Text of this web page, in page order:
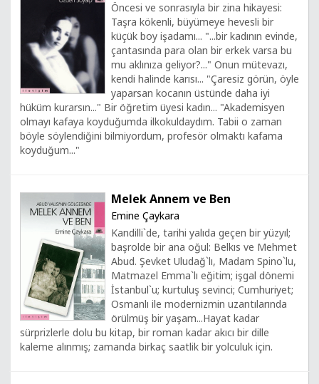
Öncesi ve sonrasıyla bir zina hikayesi:
Taşra kökenli, büyümeye hevesli bir
küçük boy işadamı... "...bir kadının evinde,
çantasında para olan bir erkek varsa bu
mu aklınıza geliyor?..." Onun mütevazı,
kendi halinde karısı... "Çaresiz görün, öyle
yaparsan kocanın üstünde daha iyi
hüküm kurarsın..." Bir öğretim üyesi kadın... "Akademisyen
olmayı kafaya koyduğumda ilkokuldaydım. Tabii o zaman
böyle söylendiğini bilmiyordum, profesör olmaktı kafama
koyduğum..."
Melek Annem ve Ben
Emine Çaykara
Kandilli`de, tarihi yalıda geçen bir yüzyıl;
başrolde bir ana oğul: Belkıs ve Mehmet
Abud. Şevket Uludağ`lı, Madam Spino`lu,
Matmazel Emma`lı eğitim; işgal dönemi
İstanbul`u; kurtuluş sevinci; Cumhuriyet;
Osmanlı ile modernizmin uzantılarında
örülmüş bir yaşam...Hayat kadar
sürprizlerle dolu bu kitap, bir roman kadar akıcı bir dille
kaleme alınmış; zamanda birkaç saatlik bir yolculuk için.